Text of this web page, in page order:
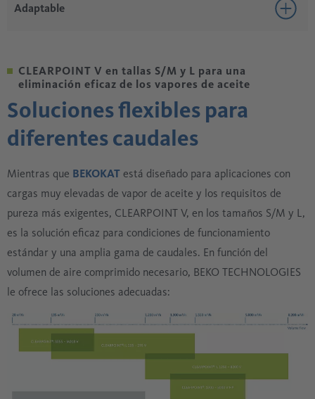
activado especial para un contenido máximo de aceite
Solución completa con filtro de polvo sin aceite
Adaptable
METPOINT OCV compact: control del contenido de
aceite residual para garantizar la seguridad de los
CLEARPOINT V en tallas S/M y L para una
eliminación eficaz de los vapores de aceite
Soluciones flexibles para
diferentes caudales
Mientras que BEKOKAT está diseñado para aplicaciones con
cargas muy elevadas de vapor de aceite y los requisitos de
pureza más exigentes, CLEARPOINT V, en los tamaños S/M y L,
es la solución eficaz para condiciones de funcionamiento
estándar y una amplia gama de caudales. En función del
volumen de aire comprimido necesario, BEKO TECHNOLOGIES
le ofrece las soluciones adecuadas: